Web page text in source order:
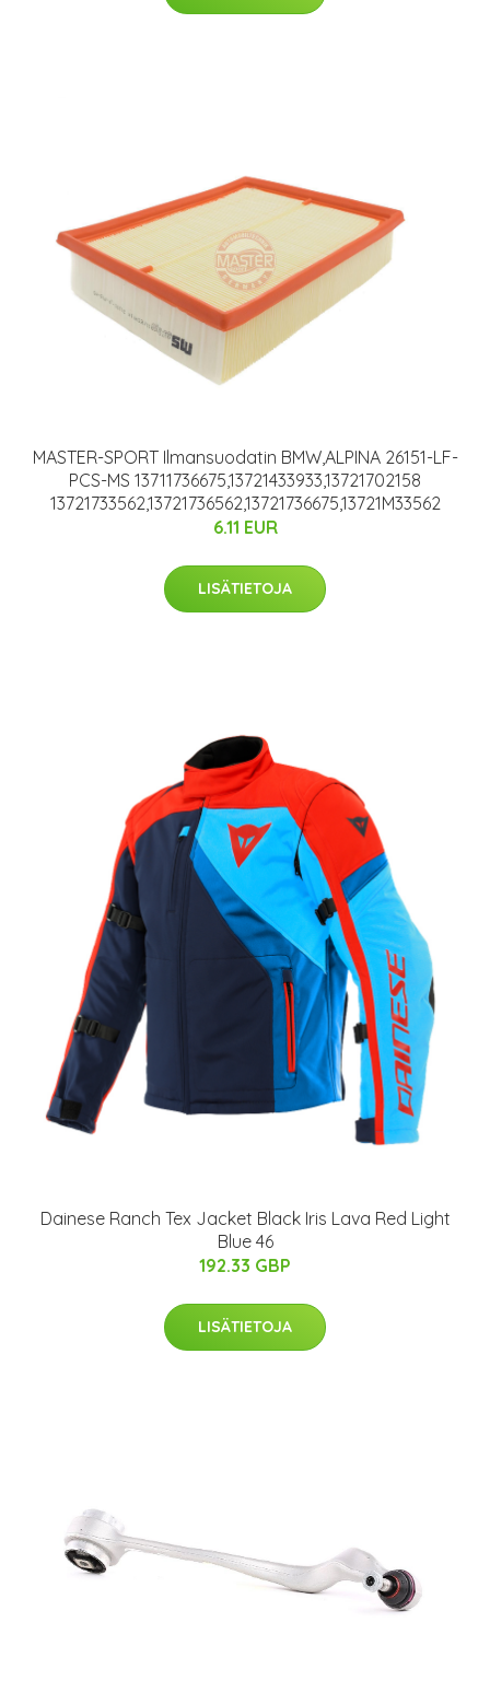
MASTER-SPORT Ilmansuodatin BMW,ALPINA 26151-LF-
PCS-MS 13711736675,13721433933,13721702158
13721733562,13721736562,13721736675,13721M33562
6.11 EUR
LISÄTIETOJA
Dainese Ranch Tex Jacket Black Iris Lava Red Light
Blue 46
192.33 GBP
LISÄTIETOJA